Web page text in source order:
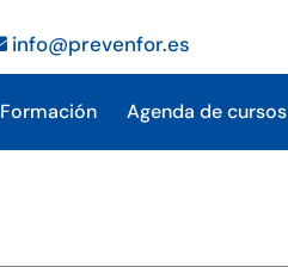
info@prevenfor.es
Formación Agenda de cursos